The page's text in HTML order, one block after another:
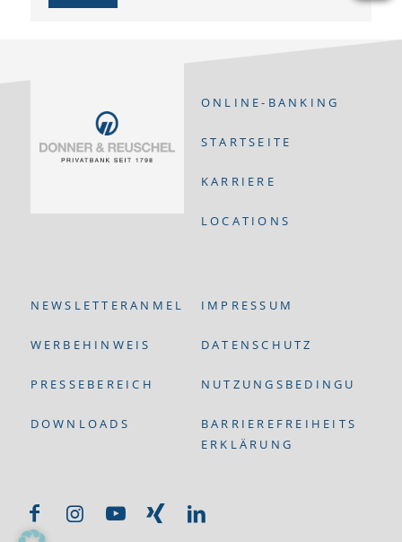
ONLINE-BANKING
STARTSEITE
KARRIERE
LOCATIONS
NEWSLETTERANMELDUNG
WERBEHINWEIS
PRESSEBEREICH
DOWNLOADS
IMPRESSUM
DATENSCHUTZ
NUTZUNGSBEDINGUNGEN
BARRIEREFREIHEITS-
ERKLÄRUNG